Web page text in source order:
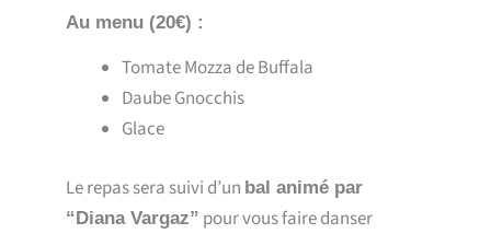
Au menu (20€) :
Tomate Mozza de Buffala
Daube Gnocchis
Glace
Le repas sera suivi d’un bal animé par
“Diana Vargaz” pour vous faire danser